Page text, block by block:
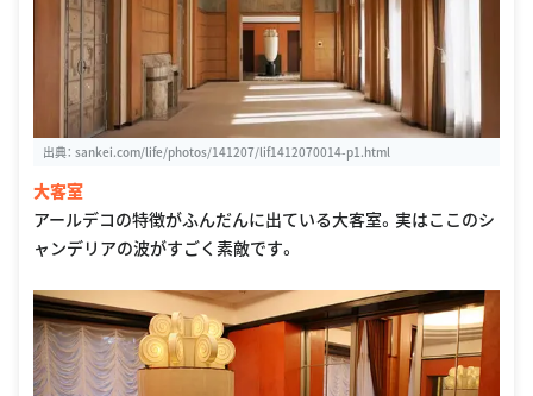
出典： sankei.com/life/photos/141207/lif1412070014-p1.html
大客室
アールデコの特徴がふんだんに出ている大客室。実はここのシ
ャンデリアの波がすごく素敵です。